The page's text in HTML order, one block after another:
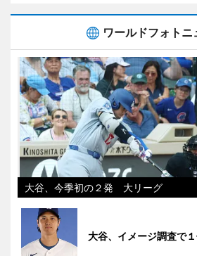
ワールドフォトニ
大谷、今季初の２発 大リーグ
大谷、イメージ調査で